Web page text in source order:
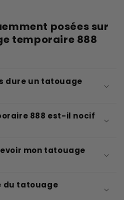
posées sur
temporaire 888
dure un tatouage
888 est-il nocif
mon tatouage
du tatouage